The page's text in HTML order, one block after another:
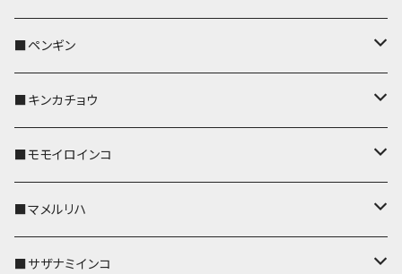
コインケース
メガネケース
ポシェット・バッグ
帆布・デニム
KONBU
Apple Watchバンド
ポーチ
メガネケース
IDカードホルダー
ポシェット・バッグ
帆布・デニム
KONBU
ポーチ
コインケース
リールのみ
ストラップ付
キーケース
名刺入れ・カードケース
ポシェット・バッグ
帆布・デニム
KONBU
ポーチ
コインケース
リールのみ
ストラップ付
メガネケース
コインケース
IDカードホルダー
ポーチ
ポシェット・バッグ
リール付きストラップ
リールのみ
ストラップ付
IDカードホルダー
メガネケース
コインケース
ポシェット・バッグ
パスケース
IDカードホルダー
リール付きストラップ
リールのみ
ストラップ付
キーケース
メガネケース
キーホルダー
リール付きストラップ
リールのみ
ストラップ付
レザートレイ
パスケース
IDカードホルダー
キーカバー
キーホルダー
リール付きストラップ
リールのみ
ストラップ付
パスケース
IDカードホルダー
■ペンギン
キーカバー
キーホルダー
パスケース
リール付きストラップ
■キンカチョウ
キーカバー
AppleWatchバンド
キーホルダー・チャーム
■モモイロインコ
キーカバー
キーホルダー
■マメルリハ
レザートレイ
■サザナミインコ